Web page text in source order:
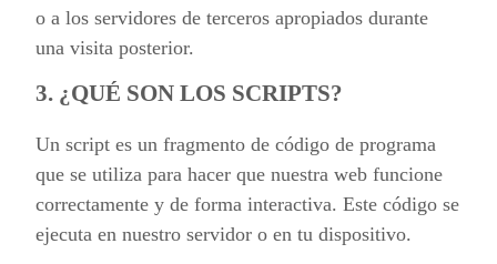
o a los servidores de terceros apropiados durante
una visita posterior.
3. ¿QUÉ SON LOS SCRIPTS?
Un script es un fragmento de código de programa
que se utiliza para hacer que nuestra web funcione
correctamente y de forma interactiva. Este código se
ejecuta en nuestro servidor o en tu dispositivo.